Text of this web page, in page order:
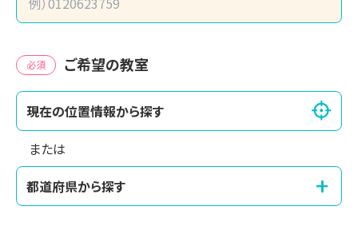
必須 ご希望の教室
現在の位置情報から探す
または
都道府県から探す
+